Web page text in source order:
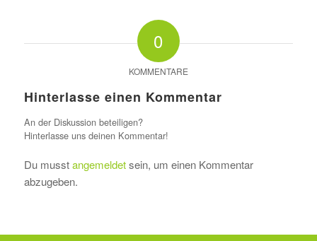
0
KOMMENTARE
Hinterlasse einen Kommentar
An der Diskussion beteiligen?
Hinterlasse uns deinen Kommentar!
Du musstangemeldetsein, um einen Kommentar
abzugeben.